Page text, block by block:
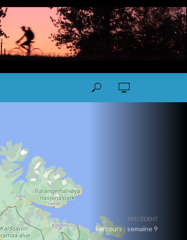
PRÉCÉDENT
Parcours : semaine 9